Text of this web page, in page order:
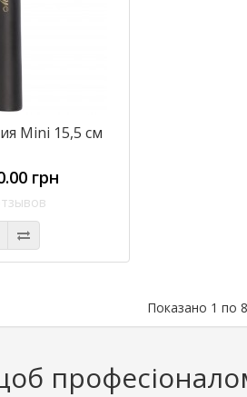
Mini 15,5 см
грн
Показано 1 по